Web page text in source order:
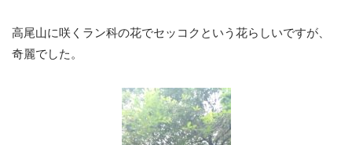
高尾山に咲くラン科の花でセッコクという花らしいですが、
奇麗でした。